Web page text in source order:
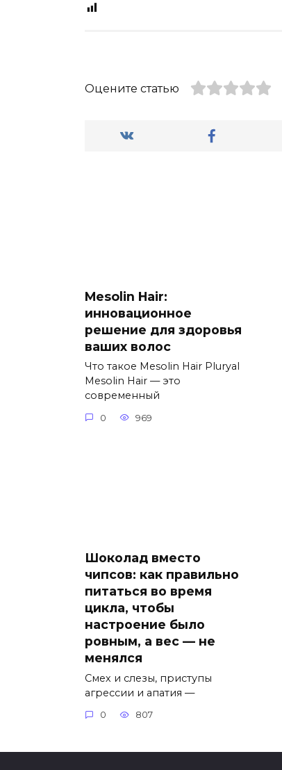
Оцените статью
Mesolin Hair:
инновационное
решение для здоровья
ваших волос
Что такое Mesolin Hair Pluryal
Mesolin Hair — это
современный
0 969
Шоколад вместо
чипсов: как правильно
питаться во время
цикла, чтобы
настроение было
ровным, а вес — не
менялся
Смех и слезы, приступы
агрессии и апатия —
0 807